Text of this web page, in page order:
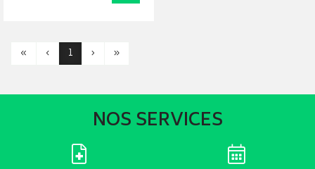
« ‹ 1 › »
NOS SERVICES